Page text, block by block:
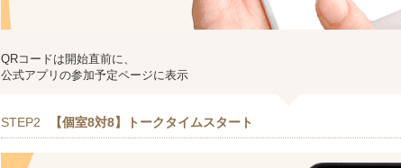
QRコードは開始直前に、
公式アプリの参加予定ページに表示
STEP2 【個室8対8】トークタイムスタート